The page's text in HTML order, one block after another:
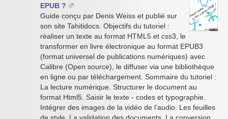
EPUB ?
Guide conçu par Denis Weiss et publié sur
son site Tahitidocs. Objectifs du tutoriel :
réaliser un texte au format HTML5 et css3, le
transformer en livre électronique au format EPUB3
(format universel de publications numériques) avec
Calibre (Open source), le diffuser via une bibliothèque
en ligne ou par téléchargement. Sommaire du tutoriel :
La lecture numérique. Structurer le document au
format Html5. Saisir le texte - codes et typographie.
Intégrer des images de la vidéo de l’audio. Les feuilles